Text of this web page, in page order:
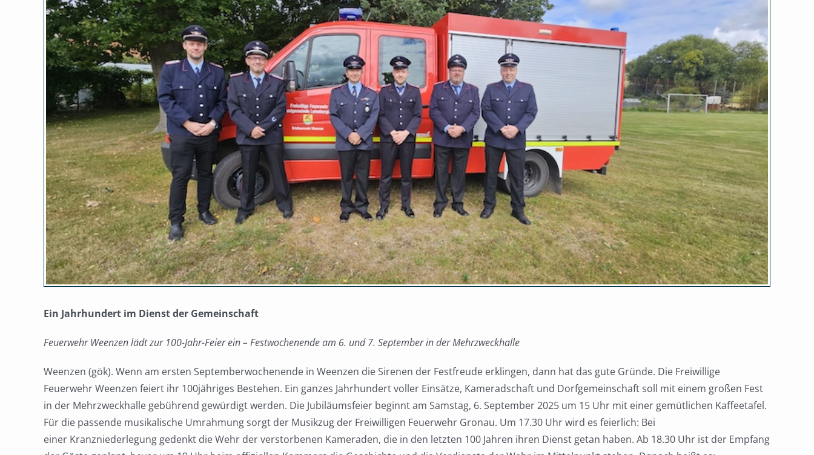
Ein Jahrhundert im Dienst der Gemeinschaft
Feuerwehr Weenzen lädt zur 100-Jahr-Feier ein – Festwochenende am 6. und 7. September in der Mehrzweckhalle
Weenzen (gök). Wenn am ersten Septemberwochenende in Weenzen die Sirenen der Festfreude erklingen, dann hat das gute Gründe. Die Freiwillige
Feuerwehr Weenzen feiert ihr 100jähriges Bestehen. Ein ganzes Jahrhundert voller Einsätze, Kameradschaft und Dorfgemeinschaft soll mit einem großen Fest
in der Mehrzweckhalle gebührend gewürdigt werden. Die Jubiläumsfeier beginnt am Samstag, 6. September 2025 um 15 Uhr mit einer gemütlichen Kaffeetafel.
Für die passende musikalische Umrahmung sorgt der Musikzug der Freiwilligen Feuerwehr Gronau. Um 17.30 Uhr wird es feierlich: Bei
einer Kranzniederlegung gedenkt die Wehr der verstorbenen Kameraden, die in den letzten 100 Jahren ihren Dienst getan haben. Ab 18.30 Uhr ist der Empfang